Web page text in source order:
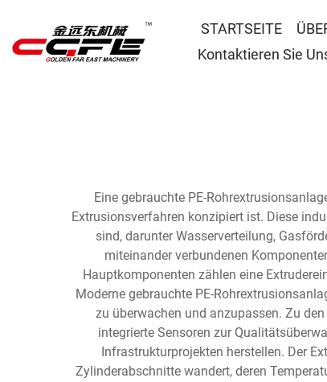
STARTSEITE
Kontaktieren Sie
Eine gebrauchte PE-
Extrusionsverfahren konzipiert ist. Diese
sind, darunter Wasserverteilung,
miteinander verbundenen
Hauptkomponenten zählen eine
Moderne gebrauchte PE-
zu überwachen und anzupassen. Zu
integrierte Sensoren zur
Infrastrukturprojekten herstellen. Der
Zylinderabschnitte wandert, deren